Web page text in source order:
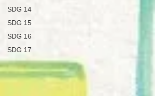
SDG 14
SDG 15
SDG 16
SDG 17